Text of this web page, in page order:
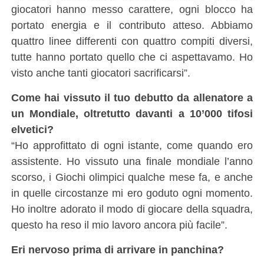
giocatori hanno messo carattere, ogni blocco ha
portato energia e il contributo atteso. Abbiamo
quattro linee differenti con quattro compiti diversi,
tutte hanno portato quello che ci aspettavamo. Ho
visto anche tanti giocatori sacrificarsi”.
Come hai vissuto il tuo debutto da allenatore a
un Mondiale, oltretutto davanti a 10’000 tifosi
elvetici?
“Ho approfittato di ogni istante, come quando ero
assistente. Ho vissuto una finale mondiale l’anno
scorso, i Giochi olimpici qualche mese fa, e anche
in quelle circostanze mi ero goduto ogni momento.
Ho inoltre adorato il modo di giocare della squadra,
questo ha reso il mio lavoro ancora più facile”.
Eri nervoso prima di arrivare in panchina?